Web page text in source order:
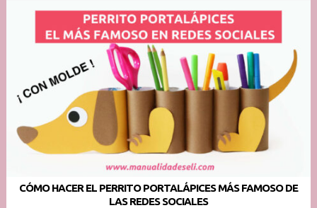
CÓMO HACER EL PERRITO PORTALÁPICES MÁS FAMOSO DE
LAS REDES SOCIALES